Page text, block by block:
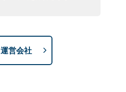
運営会社